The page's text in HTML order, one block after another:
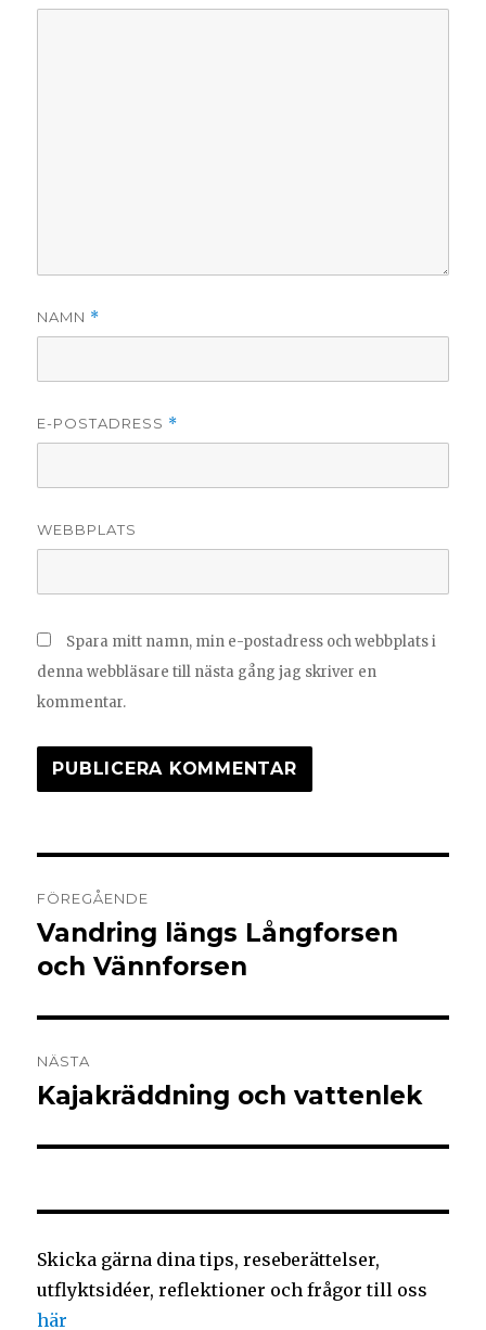
NAMN *
E-POSTADRESS *
WEBBPLATS
Spara mitt namn, min e-postadress och webbplats i
denna webbläsare till nästa gång jag skriver en
kommentar.
FÖREGÅENDE
Vandring längs Långforsen
och Vännforsen
NÄSTA
Kajakräddning och vattenlek
Skicka gärna dina tips, reseberättelser,
utflyktsidéer, reflektioner och frågor till oss
här